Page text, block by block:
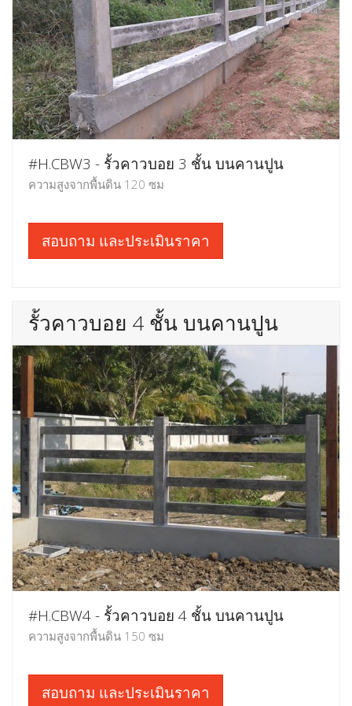
#H.CBW3 - รั้วคาวบอย 3 ชั้น บนคานปูน
ความสูงจากพื้นดิน 120 ซม
สอบถาม และประเมินราคา
รั้วคาวบอย 4 ชั้น บนคานปูน
#H.CBW4 - รั้วคาวบอย 4 ชั้น บนคานปูน
ความสูงจากพื้นดิน 150 ซม
สอบถาม และประเมินราคา